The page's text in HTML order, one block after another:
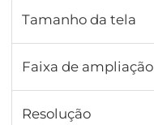
Tamanho da tela
Faixa de ampliação
Resolução